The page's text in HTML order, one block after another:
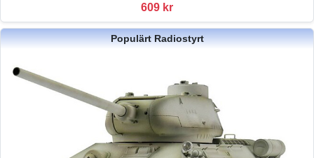
609 kr
Populärt Radiostyrt